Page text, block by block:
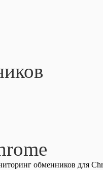
обменников для